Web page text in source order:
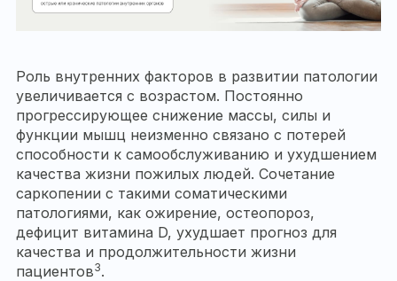
Роль внутренних факторов в развитии патологии
увеличивается с возрастом. Постоянно
прогрессирующее снижение массы, силы и
функции мышц неизменно связано с потерей
способности к самообслуживанию и ухудшением
качества жизни пожилых людей. Сочетание
саркопении с такими соматическими
патологиями, как ожирение, остеопороз,
дефицит витамина D, ухудшает прогноз для
качества и продолжительности жизни
пациентов3.